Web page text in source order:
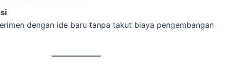
dengan ide baru tanpa takut biaya pengembangan